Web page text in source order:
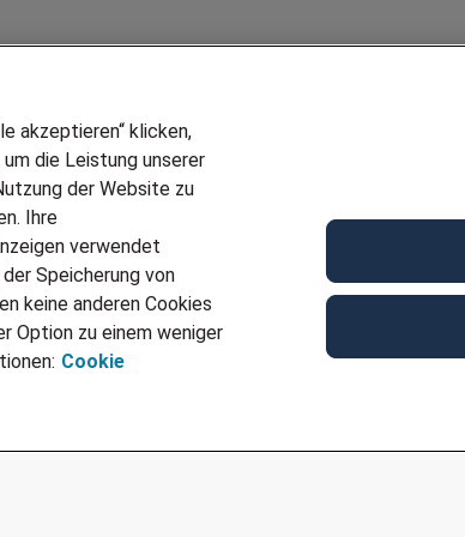
PARTNERSHIP WITH AIRBUS
akzeptieren“ klicken,
die Leistung unserer
der Website zu
Ihre
verwendet
Speicherung von
keine anderen Cookies
Option zu einem weniger
Cookie